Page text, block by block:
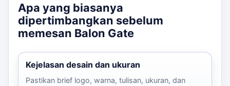
Apa yang biasanya
dipertimbangkan sebelum
memesan Balon Gate
Kejelasan desain dan ukuran
Pastikan brief logo, warna, tulisan, ukuran, dan